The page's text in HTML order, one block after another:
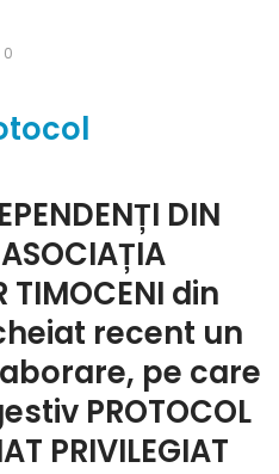
0
DIN
TIMOCENI din
recent un
pe care
PROTOCOL
PRIVILEGIAT